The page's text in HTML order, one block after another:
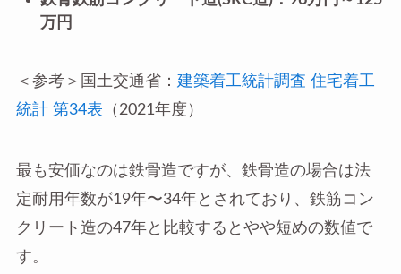
万円
＜参考＞国土交通省： 建築着工統計調査 住宅着工
統計 第34表 （2021年度）
最も安価なのは鉄骨造ですが、鉄骨造の場合は法
定耐用年数が19年〜34年とされており、鉄筋コン
クリート造の47年と比較するとやや短めの数値で
す。